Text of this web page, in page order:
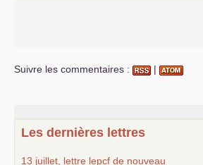
Suivre les commentaires : |
Les dernières lettres
13 juillet, lettre lepcf de nouveau